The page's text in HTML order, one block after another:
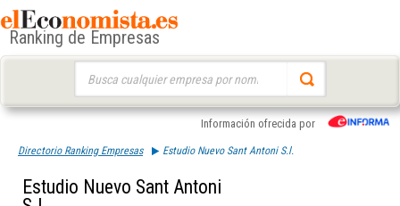
Ranking de Empresas
Información ofrecida por
Directorio Ranking Empresas Estudio Nuevo Sant Antoni S.l.
Estudio Nuevo Sant Antoni